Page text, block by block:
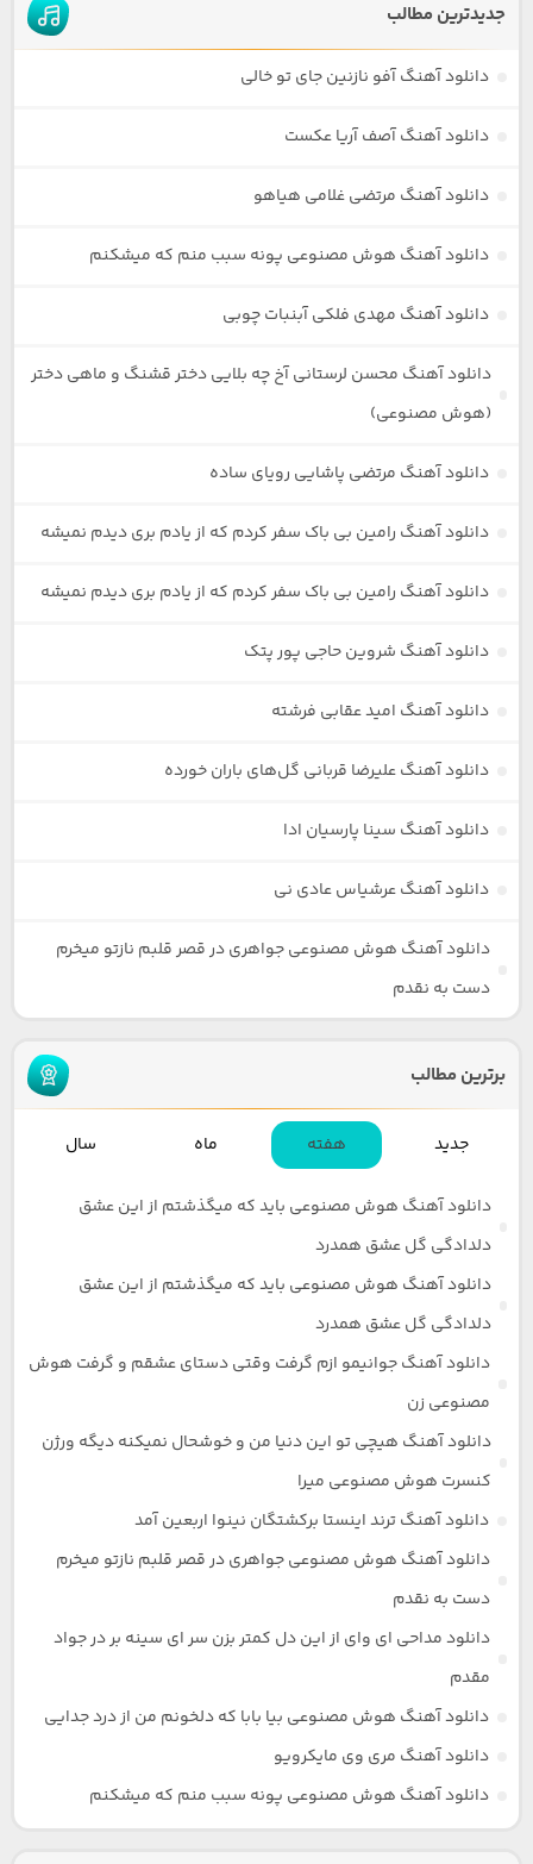
جدیدترین مطالب
دانلود آهنگ آفو نازنین جای تو خالی
دانلود آهنگ آصف آریا عکست
دانلود آهنگ مرتضی غلامی هیاهو
دانلود آهنگ هوش مصنوعی پونه سبب منم که میشکنم
دانلود آهنگ مهدی فلکی آبنبات چوبی
دانلود آهنگ محسن لرستانی آخ چه بلایی دختر قشنگ و ماهی دختر
(هوش مصنوعی)
دانلود آهنگ مرتضی پاشایی رویای ساده
دانلود آهنگ رامین بی باک سفر کردم که از یادم بری دیدم نمیشه
دانلود آهنگ رامین بی باک سفر کردم که از یادم بری دیدم نمیشه
دانلود آهنگ شروین حاجی پور پتک
دانلود آهنگ امید عقابی فرشته
دانلود آهنگ علیرضا قربانی گل‌های باران خورده
دانلود آهنگ سینا پارسیان ادا
دانلود آهنگ عرشیاس عادی نی
دانلود آهنگ هوش مصنوعی جواهری در قصر قلبم نازتو میخرم
دست به نقدم
برترین مطالب
جدید هفته ماه سال
دانلود آهنگ هوش مصنوعی باید که میگذشتم از این عشق
دلدادگی گل عشق همدرد
دانلود آهنگ هوش مصنوعی باید که میگذشتم از این عشق
دلدادگی گل عشق همدرد
دانلود آهنگ جوانیمو ازم گرفت وقتی دستای عشقم و گرفت هوش
مصنوعی زن
دانلود آهنگ هیچی تو این دنیا من و خوشحال نمیکنه دیگه ورژن
کنسرت هوش مصنوعی میرا
دانلود آهنگ ترند اینستا برکشتگان نینوا اربعین آمد
دانلود آهنگ هوش مصنوعی جواهری در قصر قلبم نازتو میخرم
دست به نقدم
دانلود مداحی ای وای از این دل کمتر بزن سر ای سینه بر در جواد
مقدم
دانلود آهنگ هوش مصنوعی بیا بابا که دلخونم من از درد جدایی
دانلود آهنگ مری وی مایکرویو
دانلود آهنگ هوش مصنوعی پونه سبب منم که میشکنم